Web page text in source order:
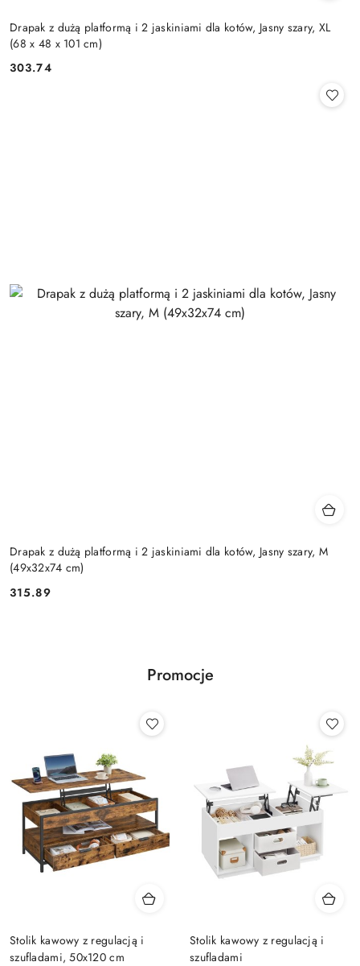
Drapak z dużą platformą i 2 jaskiniami dla kotów, Jasny szary, XL
(68 x 48 x 101 cm)
Cena:
303.74
Drapak z dużą platformą i 2 jaskiniami dla kotów, Jasny szary, M
(49x32x74 cm)
Cena:
315.89
Promocje
Stolik kawowy z regulacją i
szufladami, 50x120 cm
Stolik kawowy z regulacją i
szufladami